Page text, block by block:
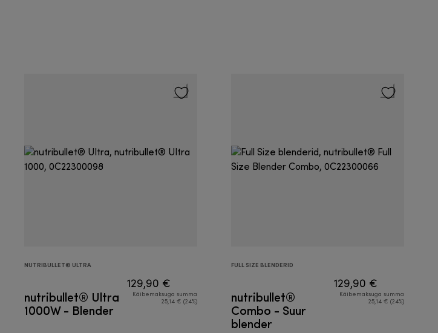
NUTRIBULLET® ULTRA
nutribullet® Ultra
1000W - Blender
129,90 €
Käibemaksuga summa
25,14 € (24%)
FULL SIZE BLENDERID
nutribullet®
Combo - Suur
blender
129,90 €
Käibemaksuga summa
25,14 € (24%)